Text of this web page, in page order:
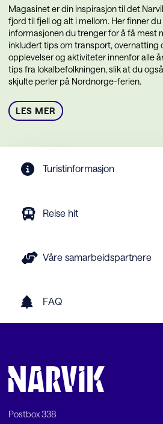
Magasinet er din inspirasjon til det
fjord til fjell og alt i mellom. Her finner
informasjonen du trenger for å få mest
inkludert tips om transport, overnatting
opplevelser og aktiviteter innenfor alle
tips fra lokalbefolkningen, slik at du
skjulte perler på Nordnorge-ferien.
LES MER
Turistinformasjon
Reise hit
Våre samarbeidspartnere
FAQ
Postbox 338